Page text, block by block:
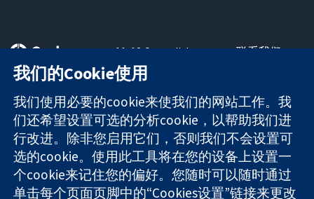
可信任的证据
知情决定
更完善的医疗健
康
11-13 Cavendish
Square
London
W1G 0AN
United Kingdom
联系我们
关于我们
工作机会
Cochrane
Library
我们的Cookie使用
我们使用必要的cookie来使我们的网站工作。我
们还希望设置可选的分析cookie，以帮助我们进
行改进。除非您启用它们，否则我们不会设置可
选的cookie。使用此工具将在您的设备上设置一
个cookie来记住您的偏好。您随时可以随时通过
单击每个页面页脚中的“Cookies设置”链接来更改